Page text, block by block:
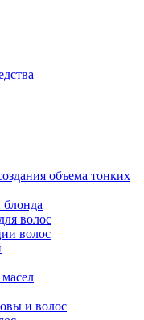
объема тонких
волос
волос
и волос